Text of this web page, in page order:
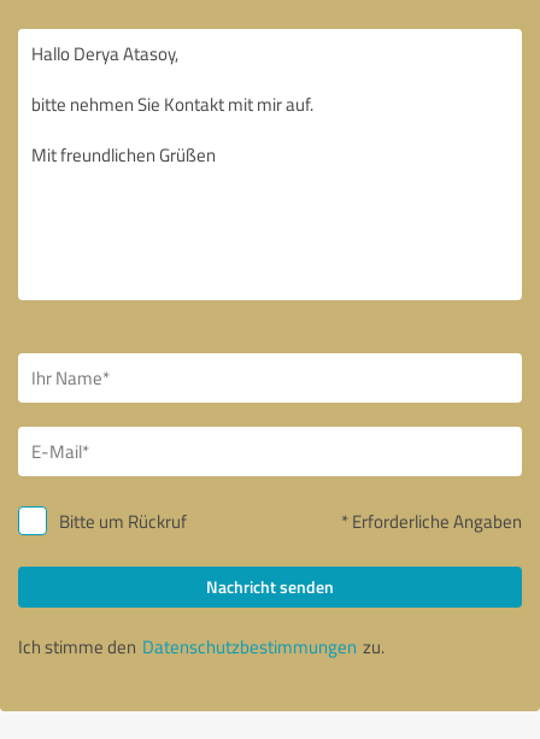
Bitte um Rückruf * Erforderliche Angaben
Nachricht senden
Ich stimme den Datenschutzbestimmungen zu.